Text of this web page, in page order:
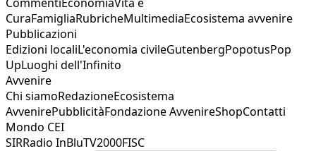
CuraFamigliaRubricheMultimediaEcosistema avvenire
Pubblicazioni
Edizioni localiL'economia civileGutenbergPopotusPop
UpLuoghi dell'Infinito
Avvenire
Chi siamoRedazioneEcosistema
AvvenirePubblicitàFondazione AvvenireShopContatti
Mondo CEI
SIRRadio InBluTV2000FISC